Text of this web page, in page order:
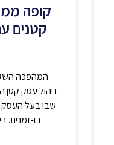
קופה
קטנים
המהפכה
ניהול עסק קטן
שבו בעל העסק
בו-זמנית.